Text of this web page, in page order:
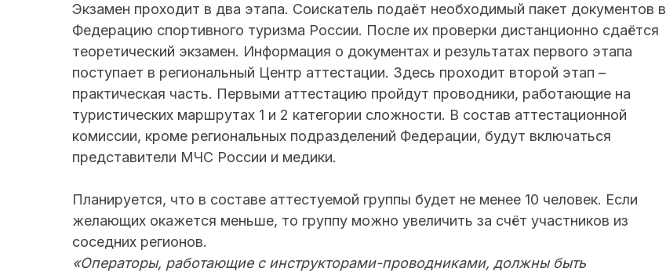
Экзамен проходит в два этапа. Соискатель подаёт необходимый пакет документов в
Федерацию спортивного туризма России. После их проверки дистанционно сдаётся
теоретический экзамен. Информация о документах и результатах первого этапа
поступает в региональный Центр аттестации. Здесь проходит второй этап –
практическая часть. Первыми аттестацию пройдут проводники, работающие на
туристических маршрутах 1 и 2 категории сложности. В состав аттестационной
комиссии, кроме региональных подразделений Федерации, будут включаться
представители МЧС России и медики.
Планируется, что в составе аттестуемой группы будет не менее 10 человек. Если
желающих окажется меньше, то группу можно увеличить за счёт участников из
соседних регионов.
«Операторы, работающие с инструкторами-проводниками, должны быть